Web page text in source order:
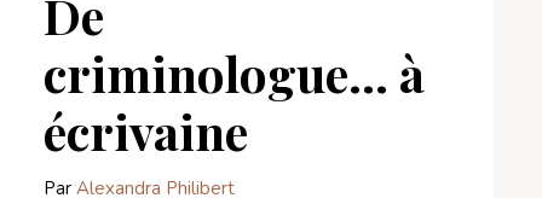
De
criminologue… à
écrivaine
Par Alexandra Philibert